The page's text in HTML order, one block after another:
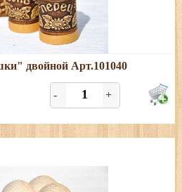
Подробнее
ширина - 6 см; высота - 10 см
двойной Арт.101040
- +